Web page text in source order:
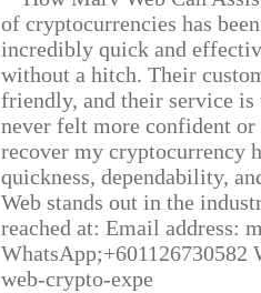
of cryptocurrencies has
incredibly quick and
without a hitch. Their
friendly, and their service
never felt more confident
recover my cryptocurrency
quickness, dependability,
Web stands out in the
reached at: Email address:
web-crypto-expe